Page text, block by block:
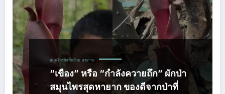
สมุนไพรผักพื้นบ้าน สุขภาพ
“เขือง” หรือ “กำลังควายถึก” ผักป่า
สมุนไพรสุดหายาก ของดีจากป่าที่